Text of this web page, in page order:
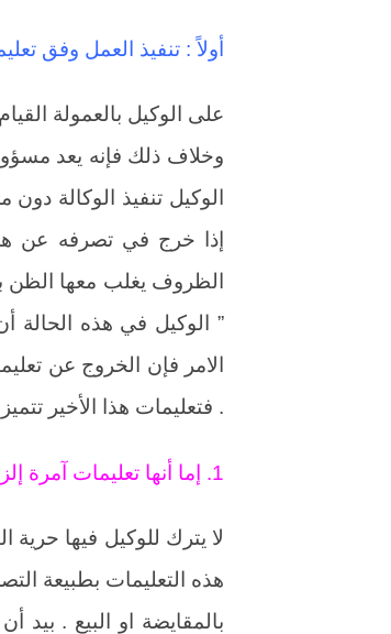
أولاً : تنفيذ العمل وفق
على الوكيل بالعمولة
الوكيل تنفيذ الوكالة
إذا خرج في تصرفه عن
الظروف يغلب معها الظن
الامر فإن الخروج عن
. فتعليمات هذا الأخير
1. إما أنها تعليمات آمرة إلزامية Impiratives :
لا يترك للوكيل فيها
هذه التعليمات بطبيعة
بالمقايضة او البيع . بيد